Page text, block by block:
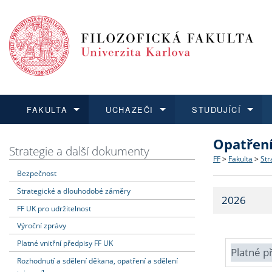
FAKULTA
Dozvědět se více
Struktura
Strategie
Fakultní
UCHAZEČI
Podat přihlášku
Co
Učitelské
STUDUJÍCÍ
Dozvědět se více
Dozvědět se více
O vědě a
Dozvědět se více
Aktuální
Strategie a další dokumenty
Bezpečnost
Strategické a dlouhodobé záměry
FF UK pro udržitelnost
Výroční zprávy
Platné vnitřní předpisy FF UK
Rozhodnutí a sdělení děkana, opatření a sdělení
FF > Fakulta >
2026
Platné